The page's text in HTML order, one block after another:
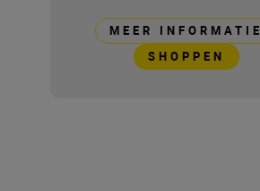
MEER INFORMATIE
SHOPPEN